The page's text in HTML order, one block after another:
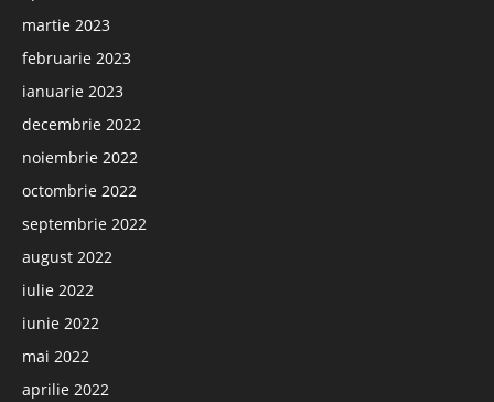
martie 2023
februarie 2023
ianuarie 2023
decembrie 2022
noiembrie 2022
octombrie 2022
septembrie 2022
august 2022
iulie 2022
iunie 2022
mai 2022
aprilie 2022